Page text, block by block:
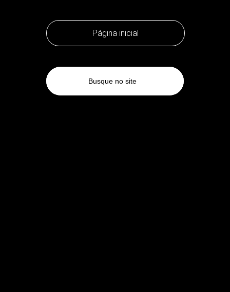
Página inicial